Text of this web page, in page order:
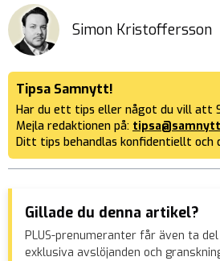
Simon Kristoffersson
Tipsa Samnytt!
Har du ett tips eller något du vill att
Mejla redaktionen på:
Ditt tips behandlas konfidentiellt och
Gillade du denna artikel?
PLUS-prenumeranter får även ta
exklusiva avslöjanden och